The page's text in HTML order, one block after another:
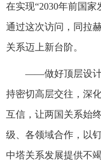
在实现“2030年前国
通过这次访问，同拉
关系迈上新台阶。
——做好顶层设计
持密切高层交往，深
互信，让两国关系始
级、各领域合作，以
中塔关系发展提供不竭